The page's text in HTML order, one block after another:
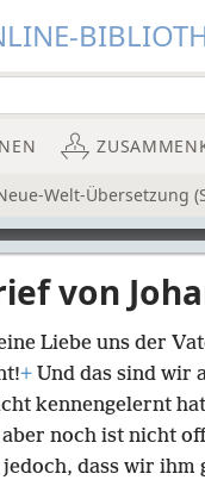
Welt-Übersetzung
von
Liebe uns der
+ Und das sind wir
kennengelernt
aber noch ist nicht
dass wir ihm